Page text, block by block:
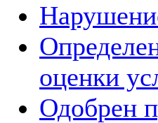
оценки
Одобрен